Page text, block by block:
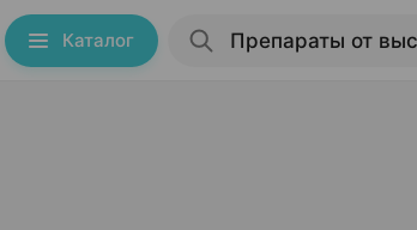
Каталог